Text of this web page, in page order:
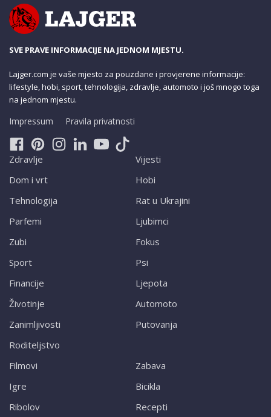
SVE PRAVE INFORMACIJE NA JEDNOM MJESTU.
Lajger.com je vaše mjesto za pouzdane i provjerene informacije:
lifestyle, hobi, sport, tehnologija, zdravlje, automoto i još mnogo toga
na jednom mjestu.
Impressum Pravila privatnosti
Zdravlje
Dom i vrt
Tehnologija
Parfemi
Zubi
Sport
Financije
Životinje
Zanimljivosti
Roditeljstvo
Vijesti
Hobi
Rat u Ukrajini
Ljubimci
Fokus
Psi
Ljepota
Automoto
Putovanja
Filmovi
Igre
Ribolov
Zabava
Bicikla
Recepti